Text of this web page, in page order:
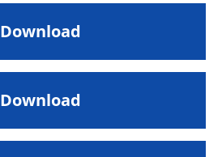
Download
Download